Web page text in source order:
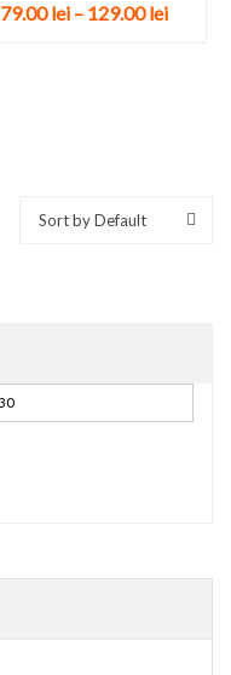
79.00lei– 129.00lei
Sort by Default